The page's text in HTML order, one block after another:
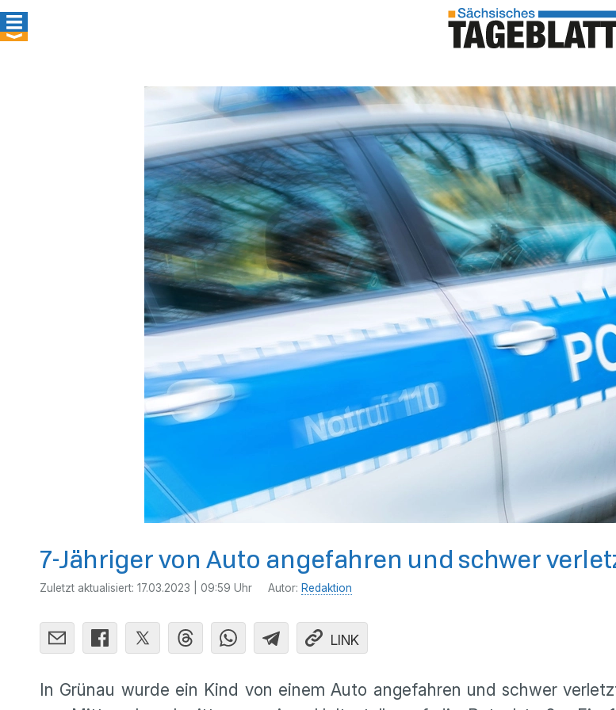
7-Jähriger von Auto angefahren und schwer
Zuletzt aktualisiert: 17.03.2023 | 09:59 Uhr Autor: Redaktion
LINK
In Grünau wurde ein Kind von einem Auto angefahren und schwer